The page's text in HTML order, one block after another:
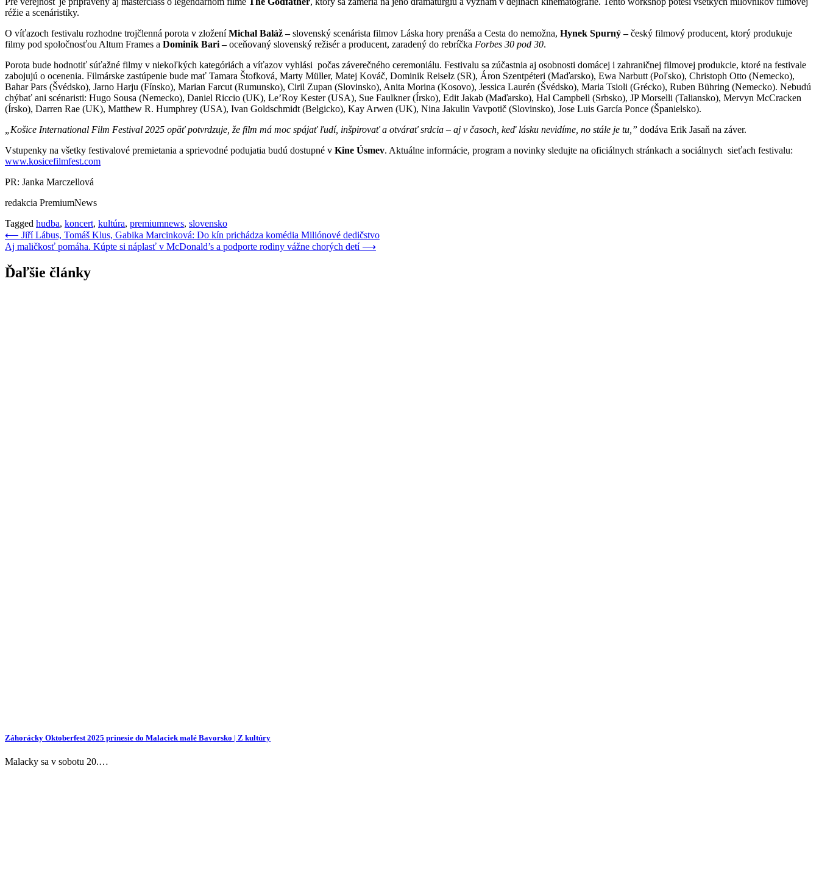
réžie a scenáristiky.
O víťazoch festivalu rozhodne trojčlenná porota v zloženíMichal Baláž –slovenský scenárista filmov Láska hory prenáša a Cesta do nemožna, Hynek Spurný –český filmový producent, ktorý produkuje
filmy pod spoločnosťou Altum Frames a Dominik Bari –oceňovaný slovenský režisér a producent, zaradený do rebríčka Forbes 30 pod 30.
Porota bude hodnotiť súťažné filmy v niekoľkých kategóriách a víťazov vyhlási počas záverečného ceremoniálu. Festivalu sa zúčastnia aj osobnosti domácej i zahraničnej filmovej produkcie, ktoré na festivale
zabojujú o ocenenia. Filmárske zastúpenie bude mať Tamara Štofková, Marty Müller, Matej Kováč, Dominik Reiselz (SR), Áron Szentpéteri (Maďarsko), Ewa Narbutt (Poľsko), Christoph Otto (Nemecko),
Bahar Pars (Švédsko), Jarno Harju (Fínsko), Marian Farcut (Rumunsko), Ciril Zupan (Slovinsko), Anita Morina (Kosovo), Jessica Laurén (Švédsko), Maria Tsioli (Grécko), Ruben Bühring (Nemecko). Nebudú
chýbať ani scénaristi: Hugo Sousa (Nemecko), Daniel Riccio (UK), Le’Roy Kester (USA), Sue Faulkner (Írsko), Edit Jakab (Maďarsko), Hal Campbell (Srbsko), JP Morselli (Taliansko), Mervyn McCracken
(Írsko), Darren Rae (UK), Matthew R. Humphrey (USA), Ivan Goldschmidt (Belgicko), Kay Arwen (UK), Nina Jakulin Vavpotič (Slovinsko), Jose Luis García Ponce (Španielsko).
„Košice International Film Festival 2025 opäť potvrdzuje, že film má moc spájať ľudí, inšpirovať a otvárať srdcia – aj v časoch, keď lásku nevidíme, no stále je tu,” dodáva Erik Jasaň na záver.
Vstupenky na všetky festivalové premietania a sprievodné podujatia budú dostupné v Kine Úsmev. Aktuálne informácie, program a novinky sledujte na oficiálnych stránkach a sociálnych sieťach festivalu:
www.kosicefilmfest.com
PR: Janka Marczellová
redakcia PremiumNews
Tagged hudba, koncert, kultúra, premiumnews, slovensko
Navigácia
v
článku
⟵ Jiří Lábus, Tomáš Klus, Gabika Marcinková: Do kín prichádza komédia Miliónové dedičstvo
Aj maličkosť pomáha. Kúpte si náplasť v McDonald’s a podporte rodiny vážne chorých detí ⟶
Ďaľšie články
Záhorácky Oktoberfest 2025 prinesie do Malaciek malé Bavorsko | Z kultúry
Malacky sa v sobotu 20.…